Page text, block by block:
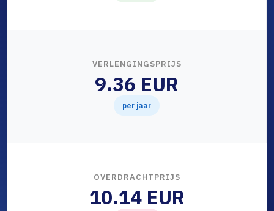
VERLENGINGSPRIJS
9.36 EUR
per jaar
OVERDRACHTPRIJS
10.14 EUR